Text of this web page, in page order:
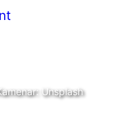
Unsplash